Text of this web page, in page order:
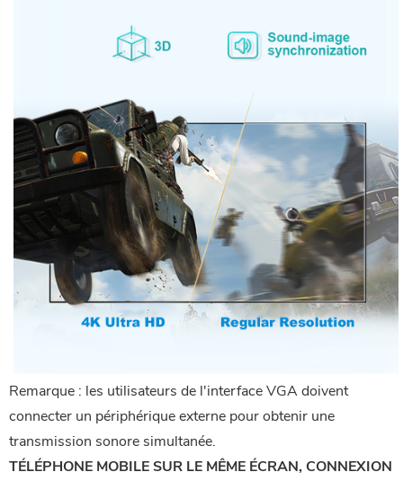
Remarque : les utilisateurs de l'interface VGA doivent
connecter un périphérique externe pour obtenir une
transmission sonore simultanée.
TÉLÉPHONE MOBILE SUR LE MÊME ÉCRAN, CONNEXION